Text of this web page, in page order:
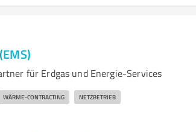
für Erdgas und Energie-Services
WÄRME-CONTRACTING NETZBETRIEB